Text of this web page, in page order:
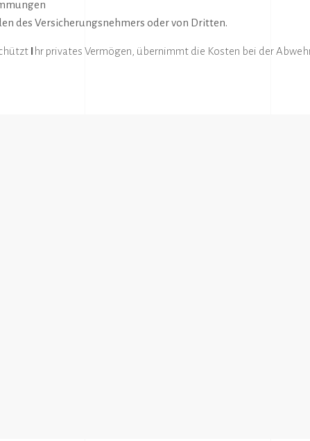
des Versicherungsnehmers oder von Dritten.
I hr privates Vermögen, übernimmt die Kosten bei der